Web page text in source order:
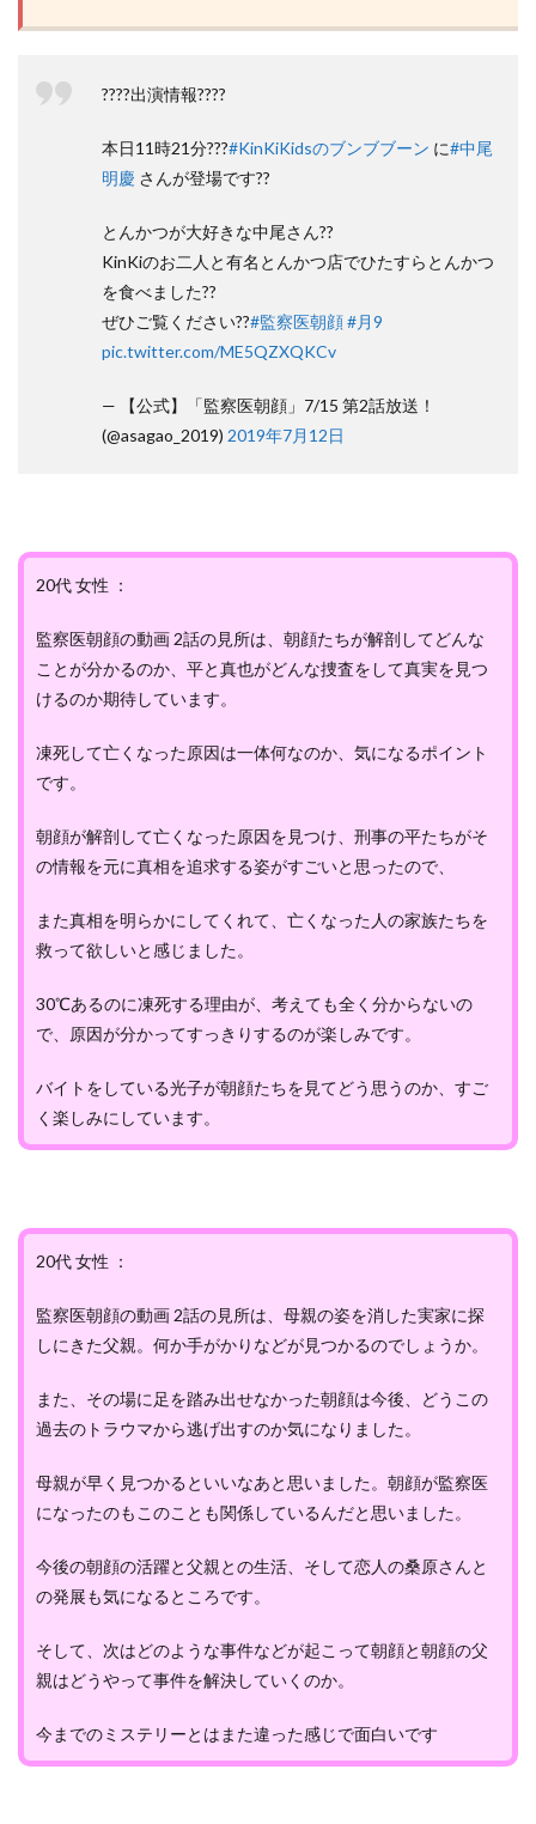
????出演情報????
本日11時21分???#KinKiKidsのブンブブーン に#中尾
明慶 さんが登場です??
とんかつが大好きな中尾さん??
KinKiのお二人と有名とんかつ店でひたすらとんかつ
を食べました??
ぜひご覧ください??#監察医朝顔#月9
pic.twitter.com/ME5QZXQKCv
— 【公式】「監察医朝顔」7/15 第2話放送！
(@asagao_2019) 2019年7月12日
20代 女性 ：
監察医朝顔の動画 2話の見所は、朝顔たちが解剖してどんな
ことが分かるのか、平と真也がどんな捜査をして真実を見つ
けるのか期待しています。
凍死して亡くなった原因は一体何なのか、気になるポイント
です。
朝顔が解剖して亡くなった原因を見つけ、刑事の平たちがそ
の情報を元に真相を追求する姿がすごいと思ったので、
また真相を明らかにしてくれて、亡くなった人の家族たちを
救って欲しいと感じました。
30℃あるのに凍死する理由が、考えても全く分からないの
で、原因が分かってすっきりするのが楽しみです。
バイトをしている光子が朝顔たちを見てどう思うのか、すご
く楽しみにしています。
20代 女性 ：
監察医朝顔の動画 2話の見所は、母親の姿を消した実家に探
しにきた父親。何か手がかりなどが見つかるのでしょうか。
また、その場に足を踏み出せなかった朝顔は今後、どうこの
過去のトラウマから逃げ出すのか気になりました。
母親が早く見つかるといいなあと思いました。朝顔が監察医
になったのもこのことも関係しているんだと思いました。
今後の朝顔の活躍と父親との生活、そして恋人の桑原さんと
の発展も気になるところです。
そして、次はどのような事件などが起こって朝顔と朝顔の父
親はどうやって事件を解決していくのか。
今までのミステリーとはまた違った感じで面白いです